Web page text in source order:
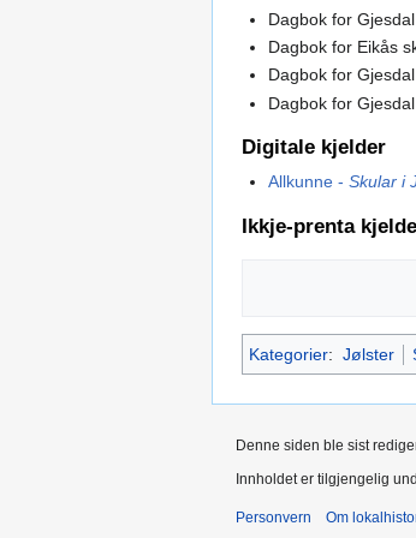
Dagbok for
Dagbok for Eikås
Dagbok for
Dagbok for
Digitale kjelder
Allkunne -Skular i
Ikkje-prenta
Kategorier: Jølster
Denne siden ble sist
Innholdet er tilgjengelig
Personvern Om